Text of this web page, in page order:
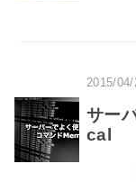
2015/04/
サー
cal